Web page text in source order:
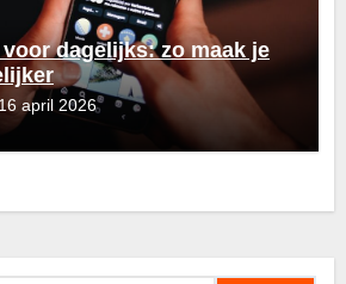
dagelijks: zo maak je
april 2026